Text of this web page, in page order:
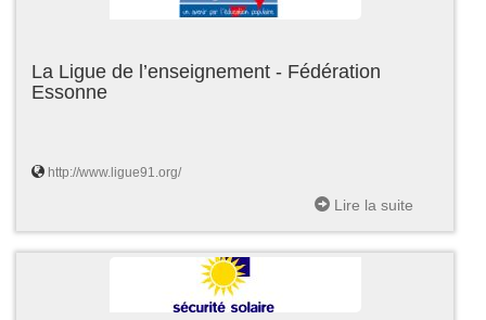
La Ligue de l’enseignement - Fédération
Essonne
http://www.ligue91.org/
Lire la suite